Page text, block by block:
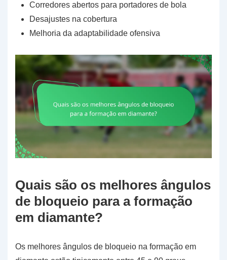
Corredores abertos para portadores de bola
Desajustes na cobertura
Melhoria da adaptabilidade ofensiva
Quais são os melhores ângulos
de bloqueio para a formação
em diamante?
Os melhores ângulos de bloqueio na formação em